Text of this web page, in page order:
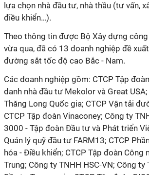
lựa chọn nhà đầu tư, nhà thầu (tư vấn,
điều khiển…).
Theo thông tin được Bộ Xây dựng
vừa qua, đã có 13 doanh nghiệp đề
đường sắt tốc độ cao Bắc - Nam.
Các doanh nghiệp gồm: CTCP Tập
danh nhà đầu tư Mekolor và Great
Thăng Long Quốc gia; CTCP Vận tải
CTCP Tập đoàn Vinaconey; Công ty
3000 - Tập đoàn Đầu tư và Phát triển
Quản lý quỹ đầu tư FARM13; CTCP
hóa - Điều khiển; CTCP Tập đoàn Công
Trung; Công ty TNHH HSC-VN; Công ty